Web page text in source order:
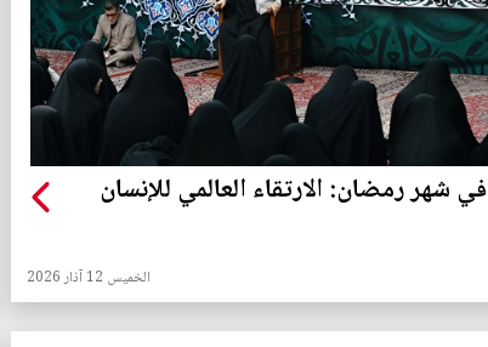
في شهر رمضان: الارتقاء العالمي للإنسان
الخميس 12 آذار 2026